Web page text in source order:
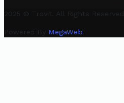
2025 © Trovit. All Rights Reserved.
Powered By MegaWeb